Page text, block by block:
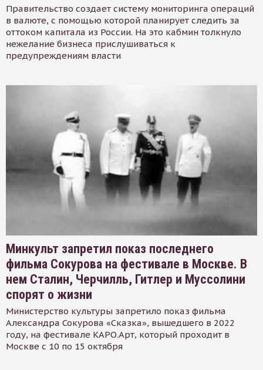
Правительство создает систему мониторинга операций
в валюте, с помощью которой планирует следить за
оттоком капитала из России. На это кабмин толкнуло
нежелание бизнеса прислушиваться к
предупреждениям власти
Минкульт запретил показ последнего
фильма Сокурова на фестивале в Москве. В
нем Сталин, Черчилль, Гитлер и Муссолини
спорят о жизни
Министерство культуры запретило показ фильма
Александра Сокурова «Сказка», вышедшего в 2022
году, на фестивале КАРО.Арт, который проходит в
Москве с 10 по 15 октября